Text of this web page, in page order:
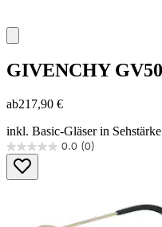
GIVENCHY
ab217,90 €
inkl. Basic-Gläser in Sehstärke
0.0 (0)
0.0
von
5